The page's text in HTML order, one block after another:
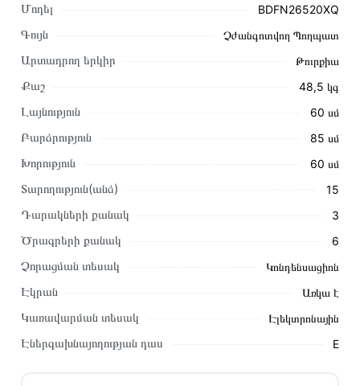
Այս ապրանքը գնելու համար սեղմեք
զամբյուղին» կամ սեղմեք
Կարող եք նաև պատվիրել՝ զանգահարելով կայքում նշված
կոնտակտային համարներին։
Կայքում տվյալ ապրանքի՝ Սպասք լվացող մեքենա BEKO
BDFN26520XQ առաքման և վճարման պայմանները վավեր
Մոդել BDFN26520XQ
Գույն Չժանգոտվող Պողպատ
Արտադրող երկիր Թուրքիա
Քաշ 48,5 կգ
Լայնություն 60 սմ
Բարձրություն 85 սմ
Խորություն 60 սմ
Տարողություն(անձ) 15
Դարակների քանակ 3
Ծրագրերի քանակ 6
Չորացման տեսակ Կոնդենսացիոն
Էկրան Առկա է
Կառավարման տեսակ Էլեկտրոնային
Էներգախնայողության դաս E